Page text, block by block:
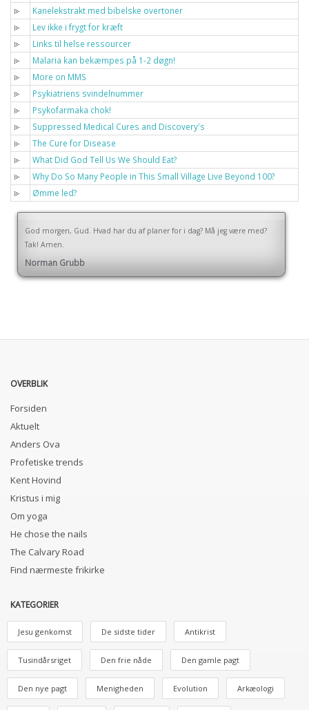
Kanelekstrakt med bibelske overtoner
Lev ikke i frygt for kræft
Links til helse ressourcer
Malaria kan bekæmpes på 1-2 døgn!
More on MMS
Psykiatriens svindelnummer
Psykofarmaka chok!
Suppressed Medical Cures and Discovery's
The Cure for Disease
What Did God Tell Us We Should Eat?
Why Do So Many People in This Small Village Live Beyond 100?
Ømme led?
God morgen, Gud. Hvad har du af planer for i dag? Må jeg være med?
Tak! Amen.
Norman Grubb
OVERBLIK
Forsiden
Aktuelt
Anders Ova
Profetiske trends
Kent Hovind
Kristus i mig
Om yoga
He chose the nails
The Calvary Road
Find nærmeste frikirke
KATEGORIER
Jesu genkomst De sidste tider Antikrist
Tusindårsriget Den frie nåde Den gamle pagt
Den nye pagt Menigheden Evolution Arkæologi